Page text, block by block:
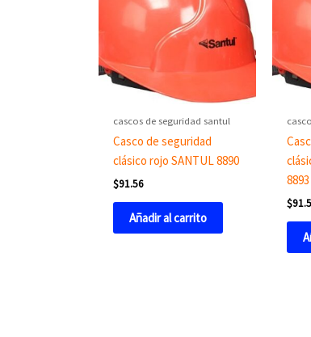
cascos de seguridad santul
Casco de seguridad
clásico rojo SANTUL 8890
$91.56
Añadir al carrito
8893
$